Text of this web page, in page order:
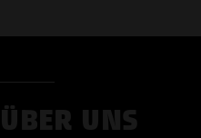
ÜBER UNS